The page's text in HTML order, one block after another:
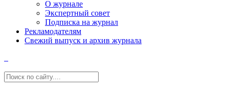
О журнале
Экспертный совет
Подписка на журнал
Рекламодателям
Свежий выпуск и архив журнала